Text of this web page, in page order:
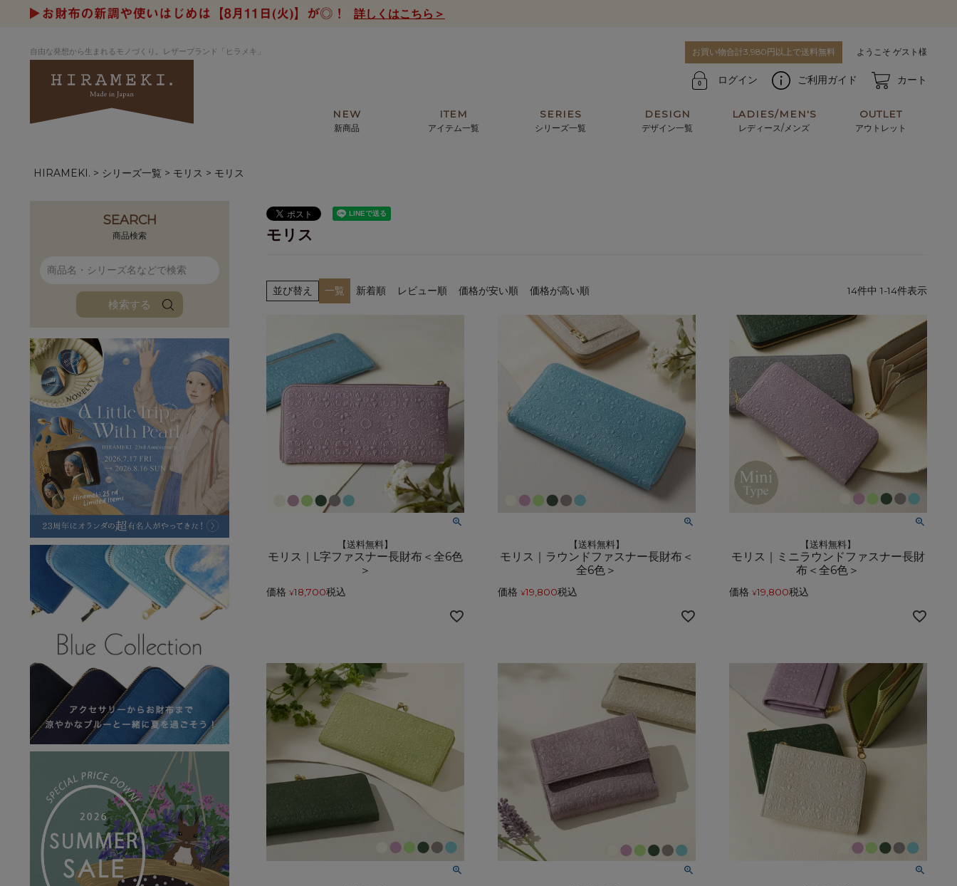
詳しくはこちら＞
自由な発想から生まれるモノづくり。レザーブランド「ヒラメキ」 お買い物合計3,980円以上で送料無料 ようこそ ゲスト様
ログイン ご利用ガイド カート
NEW
新商品
ITEM
アイテム一覧
長財布
アクセサリー レザーケア用品 その他
SERIES
シリーズ一覧
シーナリーオブザコメット
ブルーアート シャーク
イタリアンレザー
ローダ アートレザーバッグ
ハレノヒプロジェクト
DESIGN
デザイン一覧
LADIES/MEN'S
レディース/メンズ
OUTLET
アウトレット
HIRAMEKI. シリーズ一覧 モリス モリス
SEARCH
商品検索
検索する
モリス
並び替え 一覧 新着順 レビュー順 価格が安い順 価格が高い順 14件中 1-14件表示
【送料無料】
モリス｜L字ファスナー長財布＜全6色
＞
価格 ¥18,700税込
【送料無料】
モリス｜ラウンドファスナー長財布＜
全6色＞
価格 ¥19,800税込
【送料無料】
モリス｜ミニラウンドファスナー長財
布＜全6色＞
価格 ¥19,800税込